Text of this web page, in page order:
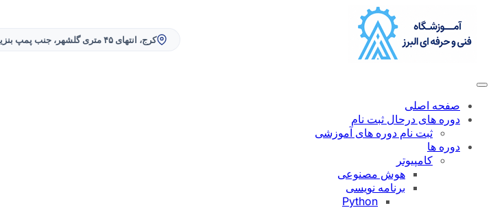
محتوا
کرج، انتهای ۴۵ متری گلشهر، جنب پمپ بنزین، خیابان حاتمی، پلاک ۳۵
صفحه اصلی
دوره های درحال ثبت نام
ثبت نام دوره های آموزشی
دوره ها
کامپیوتر
هوش مصنوعی
برنامه نویسی
Python